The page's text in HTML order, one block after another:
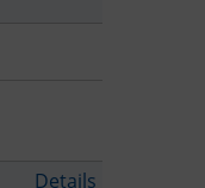
Details